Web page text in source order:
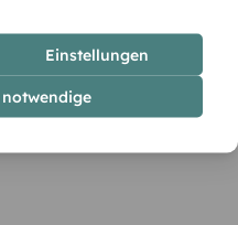
Einstellungen